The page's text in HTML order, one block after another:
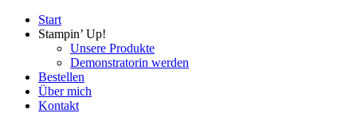
Start
Stampin’ Up!
Unsere Produkte
Demonstratorin werden
Bestellen
Über mich
Kontakt